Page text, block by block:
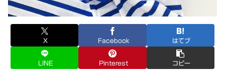
X Facebook はてブ
LINE Pinterest コピー